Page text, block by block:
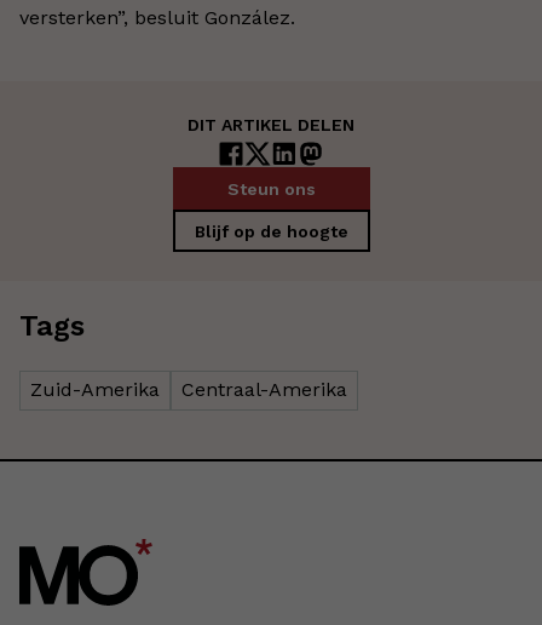
versterken”, besluit González.
DIT ARTIKEL DELEN
Steun ons
Blijf op de hoogte
Tags
Zuid-Amerika Centraal-Amerika